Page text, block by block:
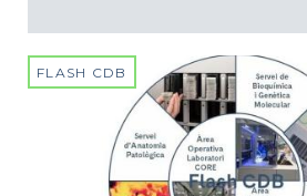
FLASH CDB